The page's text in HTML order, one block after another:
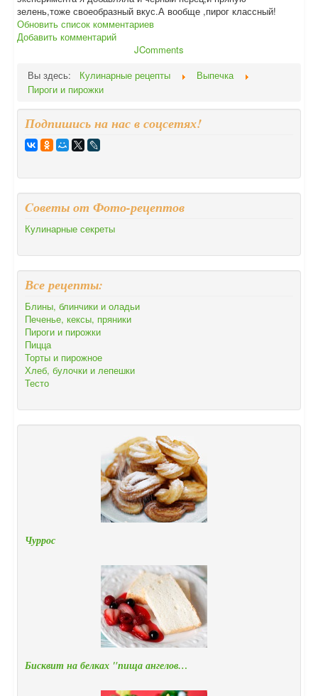
зелень,тоже своеобразный вкус.А вообще ,пирог классный!
Обновить список комментариев
Добавить комментарий
JComments
Вы здесь:
Кулинарные рецепты
Выпечка
Пироги и пирожки
Подпишись на нас в соцсетях!
Cоветы от Фото-рецептов
Кулинарные секреты
Все рецепты:
Блины, блинчики и оладьи
Печенье, кексы, пряники
Пироги и пирожки
Пицца
Торты и пирожное
Хлеб, булочки и лепешки
Тесто
Чуррос
Бисквит на белках "пища ангелов…